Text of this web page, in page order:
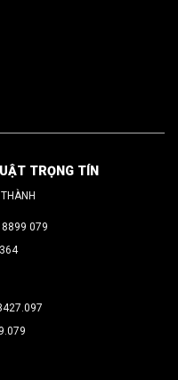
TRỌNG TÍN
079